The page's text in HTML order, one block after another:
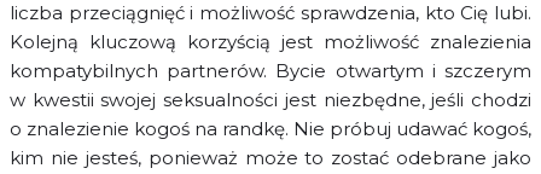
liczba przeciągnięć i możliwość sprawdzenia, kto Cię lubi.
Kolejną kluczową korzyścią jest możliwość znalezienia
kompatybilnych partnerów. Bycie otwartym i szczerym
w kwestii swojej seksualności jest niezbędne, jeśli chodzi
o znalezienie kogoś na randkę. Nie próbuj udawać kogoś,
kim nie jesteś, ponieważ może to zostać odebrane jako